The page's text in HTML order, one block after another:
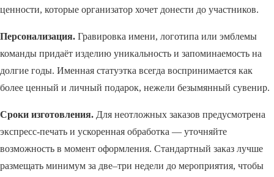
ценности, которые организатор хочет донести до участников.
Персонализация. Гравировка имени, логотипа или эмблемы
команды придаёт изделию уникальность и запоминаемость на
долгие годы. Именная статуэтка всегда воспринимается как
более ценный и личный подарок, нежели безымянный сувенир.
Сроки изготовления. Для неотложных заказов предусмотрена
экспресс-печать и ускоренная обработка — уточняйте
возможность в момент оформления. Стандартный заказ лучше
размещать минимум за две–три недели до мероприятия, чтобы